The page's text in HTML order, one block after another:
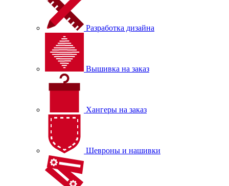
Разработка дизайна
Вышивка на заказ
Хангеры на заказ
Шевроны и нашивки